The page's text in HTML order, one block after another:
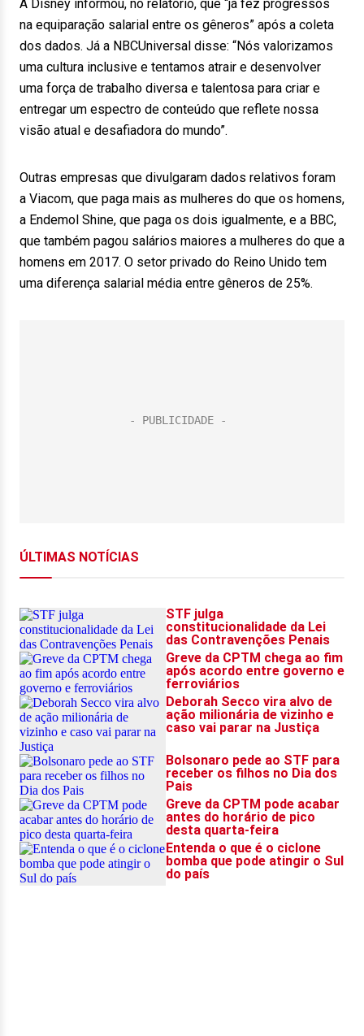
A Disney informou, no relatório, que “já fez progressos
na equiparação salarial entre os gêneros” após a coleta
dos dados. Já a NBCUniversal disse: “Nós valorizamos
uma cultura inclusive e tentamos atrair e desenvolver
uma força de trabalho diversa e talentosa para criar e
entregar um espectro de conteúdo que reflete nossa
visão atual e desafiadora do mundo”.
Outras empresas que divulgaram dados relativos foram
a Viacom, que paga mais as mulheres do que os homens,
a Endemol Shine, que paga os dois igualmente, e a BBC,
que também pagou salários maiores a mulheres do que a
homens em 2017. O setor privado do Reino Unido tem
uma diferença salarial média entre gêneros de 25%.